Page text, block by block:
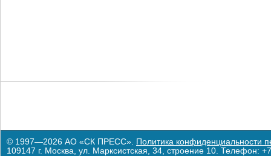
© 1997—2026 АО «СК ПРЕСС». Политика конфиденциальности
109147 г. Москва, ул. Марксистская, 34, строение 10. Телефон: